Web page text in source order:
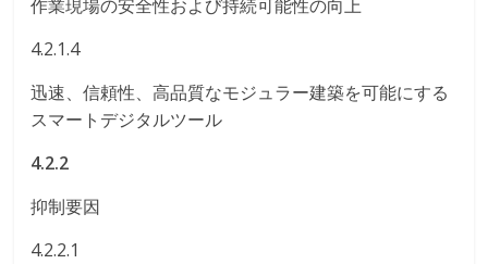
作業現場の安全性および持続可能性の向上
4.2.1.4
迅速、信頼性、高品質なモジュラー建築を可能にする
スマートデジタルツール
4.2.2
抑制要因
4.2.2.1